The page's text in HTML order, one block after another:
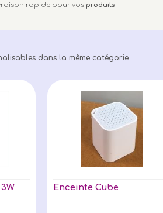
rapide pour vos produits
dans la même catégorie
Enceinte Cube